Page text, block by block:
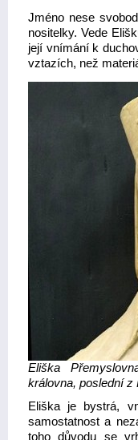
Jméno nese
nositelky. Vede
její vnímání k
vztazích, než
Eliška
královna, poslední z
Eliška je bystrá,
samostatnost a
toho důvodu se